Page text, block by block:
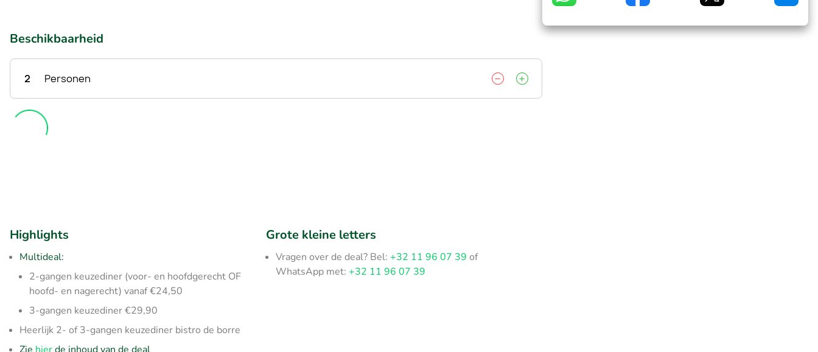
Beschikbaarheid
2 Personen
Highlights
Multideal:
2-gangen keuzediner (voor- en hoofdgerecht OF
hoofd- en nagerecht) vanaf €24,50
3-gangen keuzediner €29,90
Heerlijk 2- of 3-gangen keuzediner bistro de borre
Grote kleine letters
Vragen over de deal? Bel:+32 11 96 07 39 of
WhatsApp met:+32 11 96 07 39